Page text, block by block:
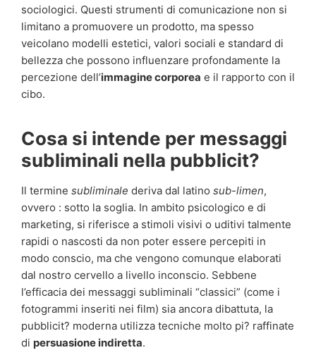
sociologici. Questi strumenti di comunicazione non si
limitano a promuovere un prodotto, ma spesso
veicolano modelli estetici, valori sociali e standard di
bellezza che possono influenzare profondamente la
percezione dell’immagine corporea e il rapporto con il
cibo.
Cosa si intende per messaggi
subliminali nella pubblicit?
Il termine subliminale deriva dal latino sub-limen,
ovvero : sotto la soglia. In ambito psicologico e di
marketing, si riferisce a stimoli visivi o uditivi talmente
rapidi o nascosti da non poter essere percepiti in
modo conscio, ma che vengono comunque elaborati
dal nostro cervello a livello inconscio. Sebbene
l’efficacia dei messaggi subliminali “classici” (come i
fotogrammi inseriti nei film) sia ancora dibattuta, la
pubblicit? moderna utilizza tecniche molto pi? raffinate
di persuasione indiretta.